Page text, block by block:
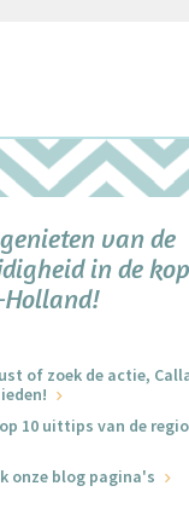
van de
in de
Holland!
of zoek de actie,
10 uittips van de regio
onze blog pagina's